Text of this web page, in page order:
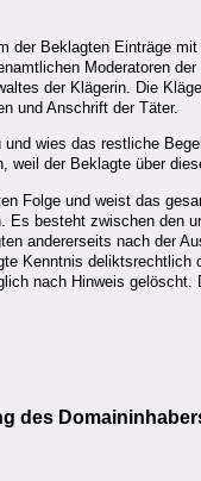
der Beklagten Einträge
Moderatoren
der Klägerin. Die
und Anschrift der Täter.
wies das restliche
weil der Beklagte über
Folge und weist das
besteht zwischen den
andererseits nach der
Kenntnis
nach Hinweis
des